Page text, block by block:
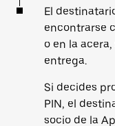
El
encontrarse
o en la
entrega.
Si decides
PIN, el
socio de la